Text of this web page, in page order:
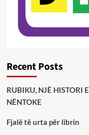
Recent Posts
RUBIKU, NJË HISTORI
NËNTOKE
Fjalë të urta për librin